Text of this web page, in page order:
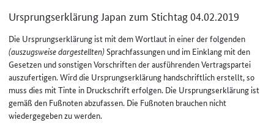
Ursprungserklärung Japan zum Stichtag 04.02.2019
Die Ursprungserklärung ist mit dem Wortlaut in einer der folgenden
(auszugsweise dargestellten)Sprachfassungen und im Einklang mit den
Gesetzen und sonstigen Vorschriften der ausführenden Vertragspartei
auszufertigen. Wird die Ursprungserklärung handschriftlich erstellt, so
muss dies mit Tinte in Druckschrift erfolgen. Die Ursprungserklärung ist
gemäß den Fußnoten abzufassen. Die Fußnoten brauchen nicht
wiedergegeben zu werden.